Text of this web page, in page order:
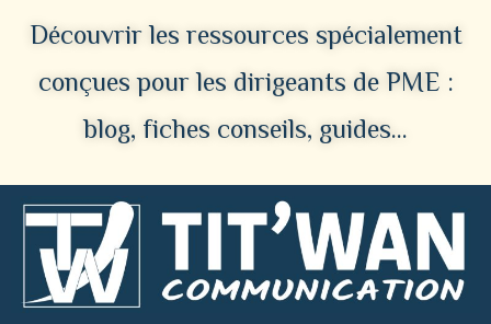
Découvrir les ressources spécialement
conçues pour les dirigeants de PME :
blog, fiches conseils, guides…